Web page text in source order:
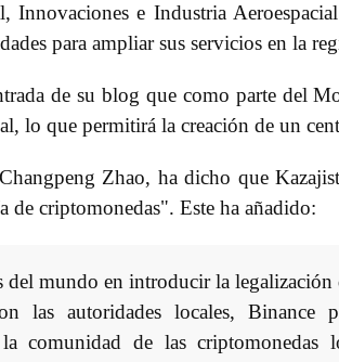
e Industria
para ampliar sus servicios en la
de su blog que como parte del
lo que permitirá la creación de un
Zhao, ha dicho que
de criptomonedas". Este ha añadido:
mundo en introducir la legalización
las autoridades locales, Binance
comunidad de las criptomonedas